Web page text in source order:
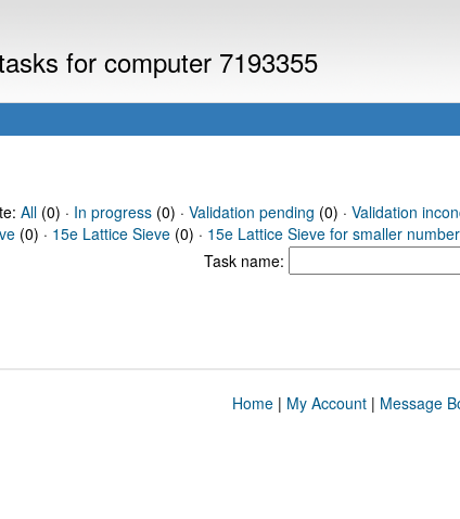
for computer 7193355
All(0) · In progress(0) · Validation pending (0) · Validation
(0) · 15e Lattice Sieve (0) · 15e Lattice Sieve for smaller
Task name:
Home| My Account| Message